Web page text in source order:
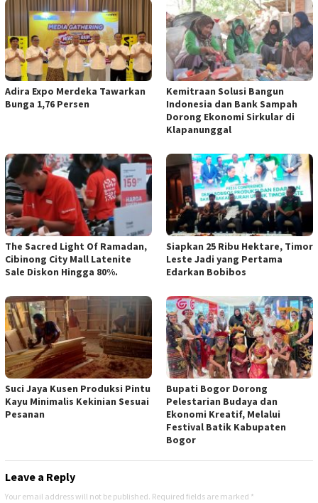
Adira Expo Merdeka Tawarkan
Bunga 1,76 Persen
Kemitraan Solusi Bangun
Indonesia dan Bank Sampah
Dorong Ekonomi Sirkular di
Klapanunggal
The Sacred Light Of Ramadan,
Cibinong City Mall Latenite
Sale Diskon Hingga 80%.
Siapkan 25 Ribu Hektare, Timor
Leste Jadi yang Pertama
Edarkan Bobibos
Suci Jaya Kusen Produksi Pintu
Kayu Minimalis Kekinian Sesuai
Pesanan
Bupati Bogor Dorong
Pelestarian Budaya dan
Ekonomi Kreatif, Melalui
Festival Batik Kabupaten
Bogor
Leave a Reply
Your email address will not be published. Required fields are marked *